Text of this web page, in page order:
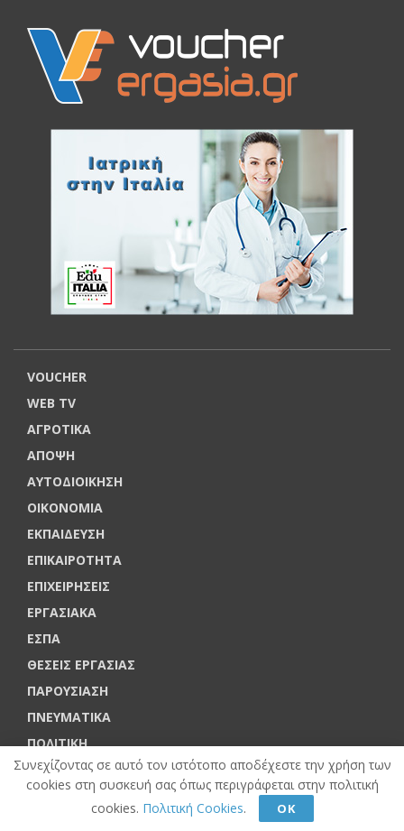
VOUCHER
WEB TV
ΑΓΡΟΤΙΚΑ
ΑΠΟΨΗ
ΑΥΤΟΔΙΟΙΚΗΣΗ
ΟΙΚΟΝΟΜΙΑ
ΕΚΠΑΙΔΕΥΣΗ
ΕΠΙΚΑΙΡΟΤΗΤΑ
ΕΠΙΧΕΙΡΗΣΕΙΣ
ΕΡΓΑΣΙΑΚΑ
ΕΣΠΑ
ΘΕΣΕΙΣ ΕΡΓΑΣΙΑΣ
ΠΑΡΟΥΣΙΑΣΗ
ΠΝΕΥΜΑΤΙΚΑ
ΠΟΛΙΤΙΚΗ
ΣΥΝΕΝΤΕΥΞΕΙΣ
ΤΕΧΝΟΛΟΓΙΑ
Συνεχίζοντας σε αυτό τον ιστότοπο αποδέχεστε την χρήση των
cookies στη συσκευή σας όπως περιγράφεται στην πολιτική
cookies. Πολιτική Cookies. ΟΚ